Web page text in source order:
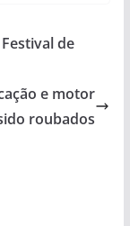
de
e motor
roubados